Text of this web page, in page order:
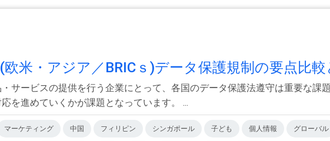
米・アジア／BRICｓ)データ保護規制の要点比較
サービスの提供を行う企業にとって、各国のデータ保護法遵守は重要な課
を進めていくかが課題となっています。 ...
マーケティング 中国 フィリピン シンガポール 子ども 個人情報 グローバル